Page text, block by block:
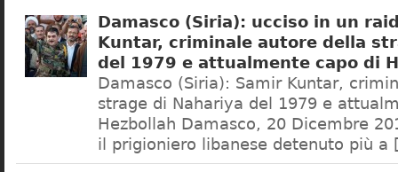
Damasco (Siria): ucciso in un
Kuntar, criminale autore della
del 1979 e attualmente capo di
Damasco (Siria): Samir Kuntar,
strage di Nahariya del 1979 e
Hezbollah Damasco, 20 Dicembre
il prigioniero libanese detenuto più